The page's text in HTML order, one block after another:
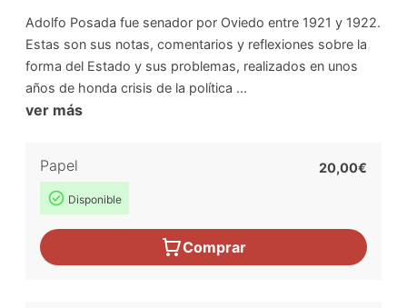
Adolfo Posada fue senador por Oviedo entre 1921 y 1922.
Estas son sus notas, comentarios y reflexiones sobre la
forma del Estado y sus problemas, realizados en unos
años de honda crisis de la política ...
ver más
Papel
Disponible
20,00€
Comprar